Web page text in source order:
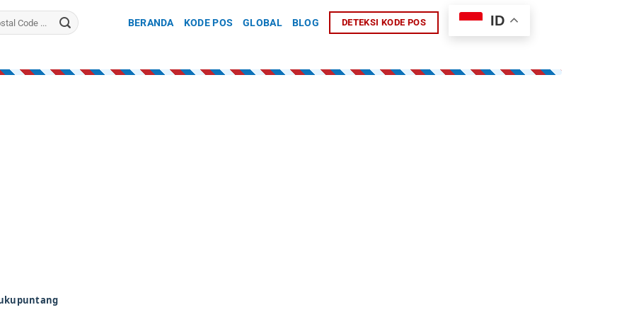
BERANDA KODE POS GLOBAL BLOG DETEKSI KODE POS ID